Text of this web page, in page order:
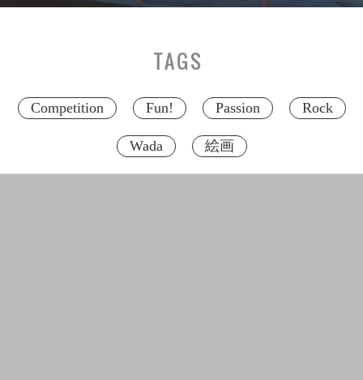
TAGS
Competition Fun! Passion Rock
Wada 絵画